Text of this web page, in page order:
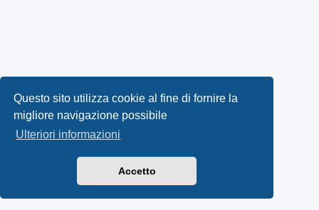
Questo sito utilizza cookie al fine di fornire la
migliore navigazione possibile
Ulteriori informazioni
Accetto